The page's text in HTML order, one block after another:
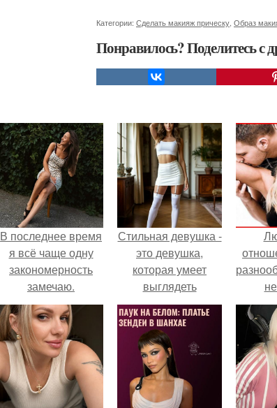
Категории: Сделать макияж прическу Образ
Понравилось? Поделитесь с
В последнее время
я всё чаще одну
закономерность
замечаю.
Стильная девушка -
это девушка,
которая умеет
выглядеть
привлекательно и
элегантно в любои
ситуации.